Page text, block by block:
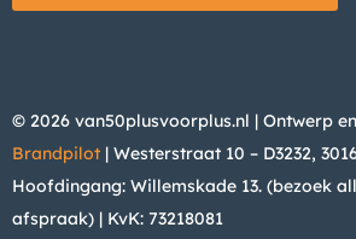
© 2026 van50plusvoorplus.nl | Ontwerp
Brandpilot | Westerstraat 10 – D3232,
Hoofdingang: Willemskade 13. (bezoek
afspraak) | KvK: 73218081